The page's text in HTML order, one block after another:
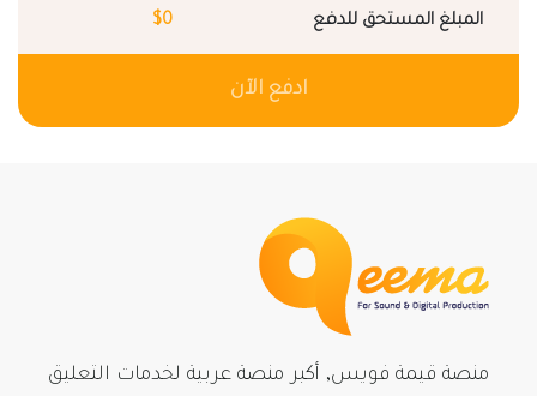
المبلغ المستحق للدفع $0
ادفع الآن
منصة قيمة فويس, أكبر منصة عربية لخدمات التعليق